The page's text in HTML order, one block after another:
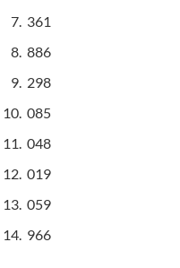
361
886
298
085
048
019
059
966